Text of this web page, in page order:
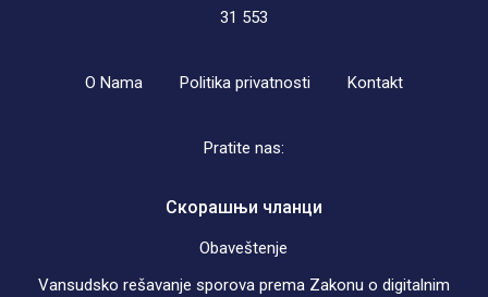
31 553
O Nama Politika privatnosti Kontakt
Pratite nas:
Скорашњи чланци
Obaveštenje
Vansudsko rešavanje sporova prema Zakonu o digitalnim